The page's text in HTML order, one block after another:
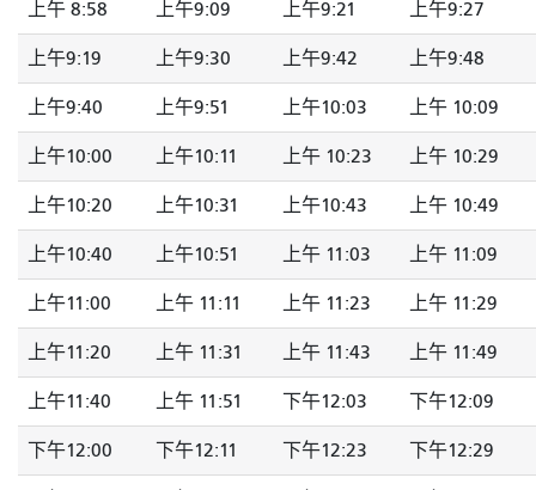
上午 8:58 上午9:09 上午9:21 上午9:27
上午9:19 上午9:30 上午9:42 上午9:48
上午9:40 上午9:51 上午10:03 上午 10:09
上午10:00 上午10:11 上午 10:23 上午 10:29
上午10:20 上午10:31 上午10:43 上午 10:49
上午10:40 上午10:51 上午 11:03 上午 11:09
上午11:00 上午 11:11 上午 11:23 上午 11:29
上午11:20 上午 11:31 上午 11:43 上午 11:49
上午11:40 上午 11:51 下午12:03 下午12:09
下午12:00 下午12:11 下午12:23 下午12:29